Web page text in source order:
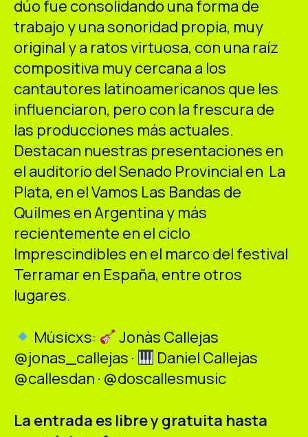
dúo fue consolidando una forma de
trabajo y una sonoridad propia, muy
original y a ratos virtuosa, con una raíz
compositiva muy cercana a los
cantautores latinoamericanos que les
influenciaron, pero con la frescura de
las producciones más actuales.
Destacan nuestras presentaciones en
el auditorio del Senado Provincial en La
Plata, en el Vamos Las Bandas de
Quilmes en Argentina y más
recientemente en el ciclo
Imprescindibles en el marco del festival
Terramar en España, entre otros
lugares.
Músicxs:
Jonàs Callejas
@jonas_callejas ·
Daniel Callejas
@callesdan · @doscallesmusic
La entrada es libre y gratuita hasta